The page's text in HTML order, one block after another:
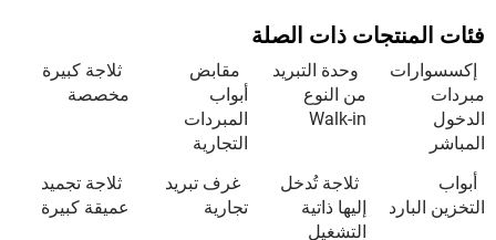
ذات الصلة
وحدة التبريد
من النوع
Walk-in
مقابض
أبواب
المبردات
ثلاجة كبيرة
مخصصة
ثلاجة تُدخل
إليها ذاتية
غرف تبريد
تجارية
ثلاجة تجميد
عميقة كبيرة